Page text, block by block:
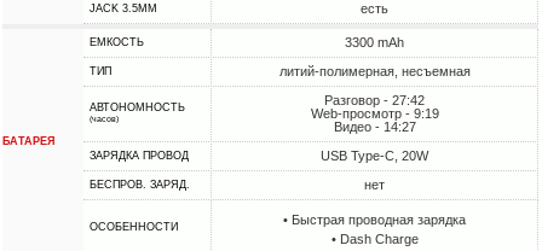
JACK 3.5MM есть
БАТАРЕЯ
ЕМКОСТЬ 3300 mAh
ТИП литий-полимерная, несъемная
АВТОНОМНОСТЬ
(часов)
Разговор - 27:42
Web-просмотр - 9:19
Видео - 14:27
ЗАРЯДКА ПРОВОД USB Type-C, 20W
БЕСПРОВ. ЗАРЯД. нет
ОСОБЕННОСТИ
• Быстрая проводная зарядка
• Dash Charge